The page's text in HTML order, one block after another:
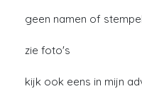
geen namen of
zie foto's
kijk ook eens in mijn